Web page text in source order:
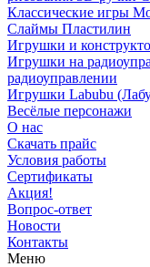
Классические игры
Слаймы Пластилин
Игрушки и
Игрушки на
радиоуправлении
Игрушки Labubu
Весёлые персонажи
О нас
Скачать прайс
Условия работы
Сертификаты
Акция!
Вопрос-ответ
Новости
Контакты
Меню